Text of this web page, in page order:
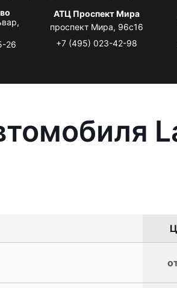
26
АТЦ Проспект Мира
проспект Мира, 96с16
+7 (495) 023-42-98